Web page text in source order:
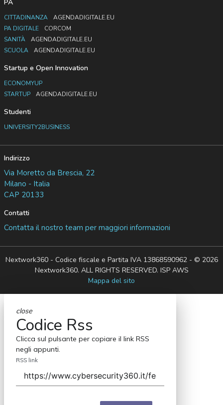
PA
CITTADINANZA
AGENDADIGITALE.EU
PA DIGITALE
CORCOM
SANITÀ
AGENDADIGITALE.EU
SCUOLA
AGENDADIGITALE.EU
Startup e Open Innovation
ECONOMYUP
STARTUP
AGENDADIGITALE.EU
Studenti
UNIVERSITY2BUSINESS
Indirizzo
Via Moretto da Brescia, 22
Milano - Italia
CAP 20133
Contatti
Contatta il nostro team per maggiori informazioni
Nextwork360 - Codice fiscale e Partita IVA 13868590962 - © 2026
Nextwork360. ALL RIGHTS RESERVED. ISP AWS
Mappa del sito
close
Codice Rss
Clicca sul pulsante per copiare il link RSS
negli appunti.
RSS link